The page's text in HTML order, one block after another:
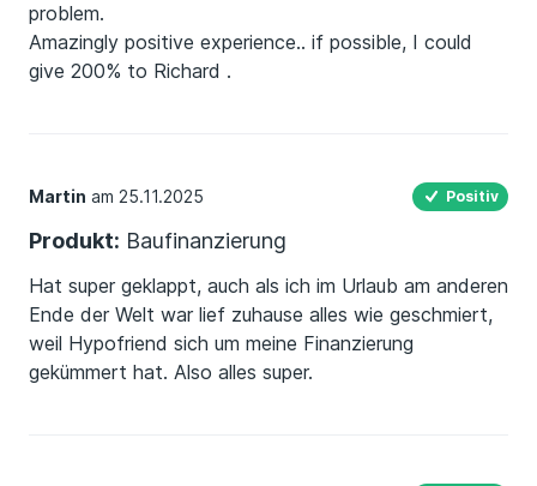
problem.
Amazingly positive experience.. if possible, I could
give 200% to Richard .
Martin am 25.11.2025 Positiv
Produkt: Baufinanzierung
Hat super geklappt, auch als ich im Urlaub am anderen
Ende der Welt war lief zuhause alles wie geschmiert,
weil Hypofriend sich um meine Finanzierung
gekümmert hat. Also alles super.